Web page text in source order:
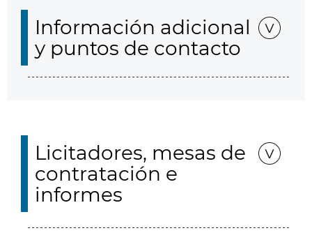
Información adicional
y puntos de contacto
Licitadores, mesas de
contratación e
informes